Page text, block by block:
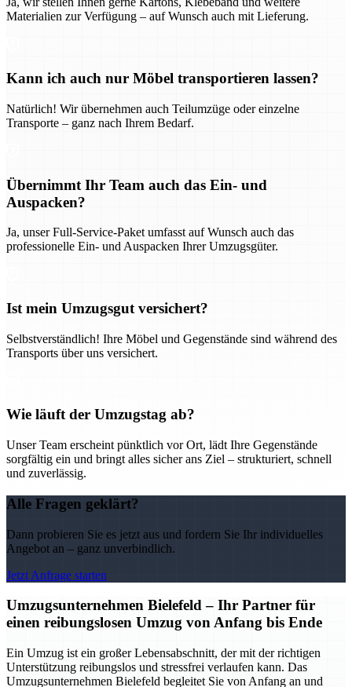
Materialien zur Verfügung – auf Wunsch auch mit Lieferung.
Kann ich auch nur Möbel transportieren lassen?
Natürlich! Wir übernehmen auch Teilumzüge oder einzelne
Transporte – ganz nach Ihrem Bedarf.
Übernimmt Ihr Team auch das Ein- und
Auspacken?
Ja, unser Full-Service-Paket umfasst auf Wunsch auch das
professionelle Ein- und Auspacken Ihrer Umzugsgüter.
Ist mein Umzugsgut versichert?
Selbstverständlich! Ihre Möbel und Gegenstände sind während des
Transports über uns versichert.
Wie läuft der Umzugstag ab?
Unser Team erscheint pünktlich vor Ort, lädt Ihre Gegenstände
sorgfältig ein und bringt alles sicher ans Ziel – strukturiert, schnell
und zuverlässig.
Alle Fragen geklärt?
Dann probieren Sie es jetzt aus und fordern Sie Ihr individuelles
Angebot an – ganz unverbindlich.
Jetzt Anfrage starten
Umzugsunternehmen Bielefeld – Ihr Partner für
einen reibungslosen Umzug von Anfang bis Ende
Ein Umzug ist ein großer Lebensabschnitt, der mit der richtigen
Unterstützung reibungslos und stressfrei verlaufen kann. Das
Umzugsunternehmen Bielefeld begleitet Sie von Anfang an und